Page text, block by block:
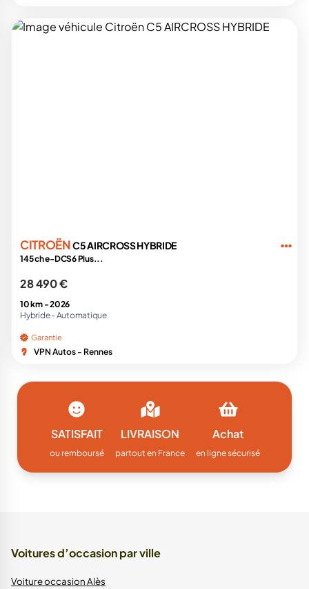
CITROËNC5 AIRCROSS HYBRIDE
145 ch e-DCS6 Plus...
28 490 €
10 km -2026
Hybride - Automatique
Garantie
VPN Autos - Rennes
SATISFAIT
ou remboursé
LIVRAISON
partout en France
Achat
en ligne sécurisé
Voitures d’occasion par ville
Voiture occasion Alès